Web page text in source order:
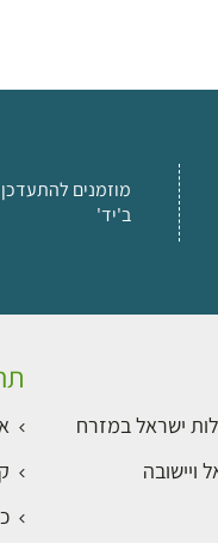
מוזמנים
ב'יד'
ישראל במזרח
ויישובה